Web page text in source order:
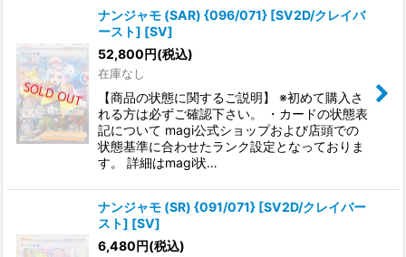
ナンジャモ (SAR) {096/071} [SV2D/クレイバ
ースト] [SV]
52,800円(税込)
在庫なし
【商品の状態に関するご説明】 ※初めて購入さ
れる方は必ずご確認下さい。 ・カードの状態表
記について magi公式ショップおよび店頭での
状態基準に合わせたランク設定となっておりま
す。 詳細はmagi状…
ナンジャモ (SR) {091/071} [SV2D/クレイバー
スト] [SV]
6,480円(税込)